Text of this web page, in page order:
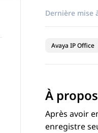
Dernière mise
Avaya IP Office
À
Après avoir
enregistre